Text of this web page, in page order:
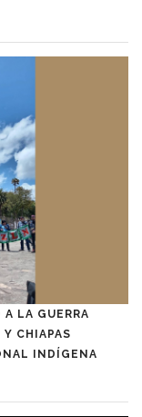
LA GUERRA
CHIAPAS
INDÍGENA